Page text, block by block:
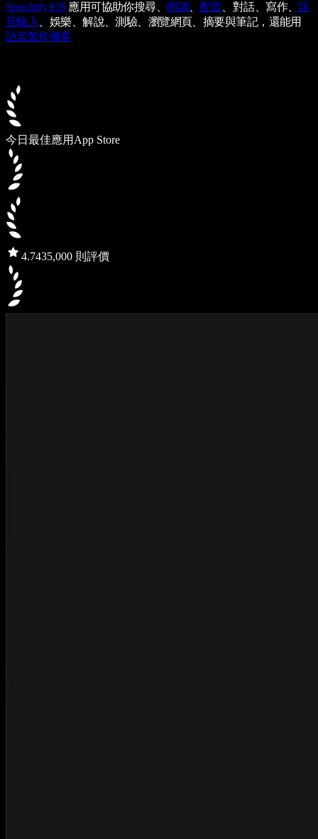
Speechify iOS 應用可協助你搜尋、 朗讀、 配音、對話、寫作、語
音輸入
、娛樂、解說、測驗、瀏覽網頁、摘要與筆記，還能用
語音製作播客
今日最佳應用 App Store
4.7435,000 則評價